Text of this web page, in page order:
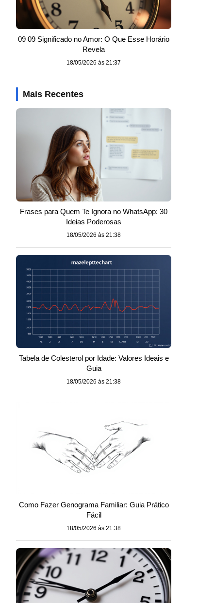
09 09 Significado no Amor: O Que Esse Horário
Revela
18/05/2026 às 21:37
Mais Recentes
Frases para Quem Te Ignora no WhatsApp: 30
Ideias Poderosas
18/05/2026 às 21:38
Tabela de Colesterol por Idade: Valores Ideais e
Guia
18/05/2026 às 21:38
Como Fazer Genograma Familiar: Guia Prático
Fácil
18/05/2026 às 21:38